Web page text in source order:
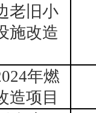
老旧小
施改造
年燃
造项目